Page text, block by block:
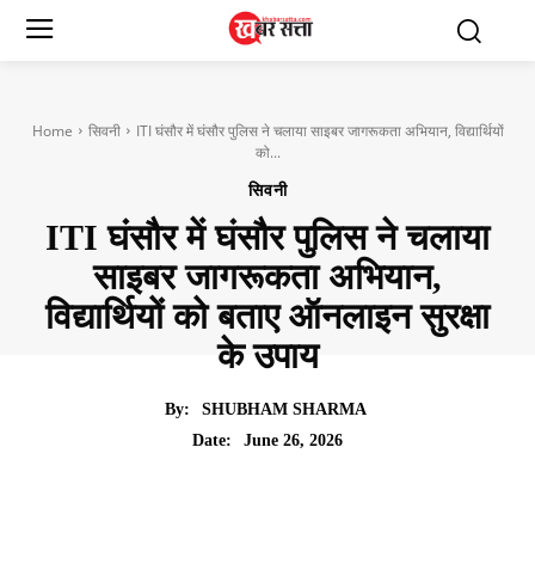
Home सिवनी
ITI घंसौर में घंसौर पुलिस ने चलाया साइबर जागरूकता अभियान, विद्यार्थियों
को...
सिवनी
ITI घंसौर में घंसौर पुलिस ने चलाया
साइबर जागरूकता अभियान,
विद्यार्थियों को बताए ऑनलाइन सुरक्षा
के उपाय
By:
SHUBHAM SHARMA
Date:
June 26, 2026